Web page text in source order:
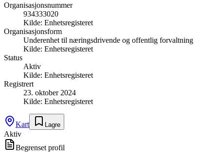
Organisasjonsnummer
934333020
Kilde: Enhetsregisteret
Organisasjonsform
Underenhet til næringsdrivende og offentlig forvaltning
Kilde: Enhetsregisteret
Status
Aktiv
Kilde: Enhetsregisteret
Registrert
23. oktober 2024
Kilde: Enhetsregisteret
Kart Lagre
Aktiv
Begrenset profil